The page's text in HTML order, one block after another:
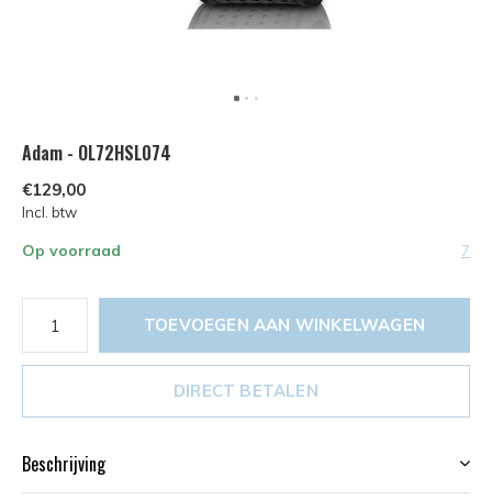
Adam - OL72HSL074
€129,00
Incl. btw
Op voorraad 7
TOEVOEGEN AAN WINKELWAGEN
DIRECT BETALEN
Beschrijving